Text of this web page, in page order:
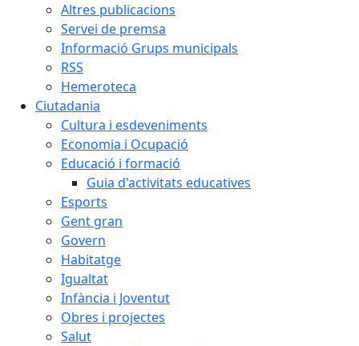
Altres publicacions
Servei de premsa
Informació Grups municipals
RSS
Hemeroteca
Ciutadania
Cultura i esdeveniments
Economia i Ocupació
Educació i formació
Guia d'activitats educatives
Esports
Gent gran
Govern
Habitatge
Igualtat
Infància i Joventut
Obres i projectes
Salut